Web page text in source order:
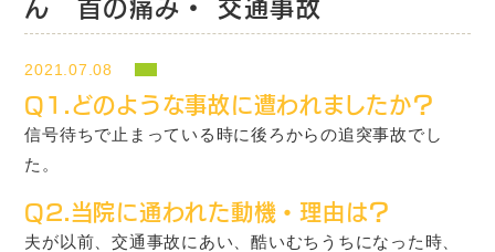
2021.07.08
Q1.どのような事故に遭われましたか？
信号待ちで止まっている時に後ろからの追突事故でし
た。
Q2.当院に通われた動機・理由は？
夫が以前、交通事故にあい、酷いむちうちになった時、